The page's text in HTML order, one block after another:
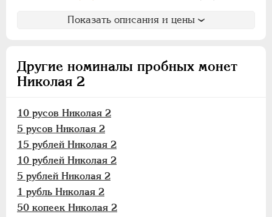
Показать описания и цены
Другие номиналы пробных монет
Николая 2
10 русов Николая 2
5 русов Николая 2
15 рублей Николая 2
10 рублей Николая 2
5 рублей Николая 2
1 рубль Николая 2
50 копеек Николая 2
50 копеек
25 копеек
15 копеек
10 копеек
5 копеек
3 копейки
2 копейки
1 копейка